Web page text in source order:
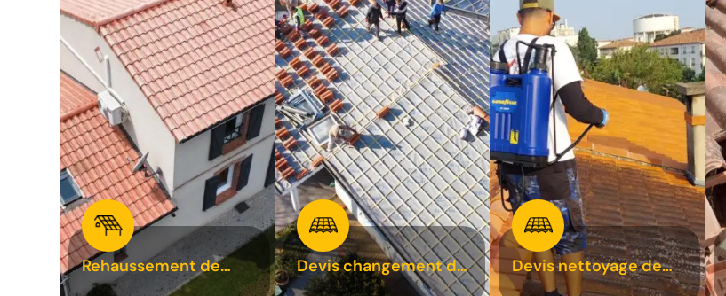
Rehaussement de
toiture 31
Devis changement de
tuile 31
Devis nettoyage de
toiture 31